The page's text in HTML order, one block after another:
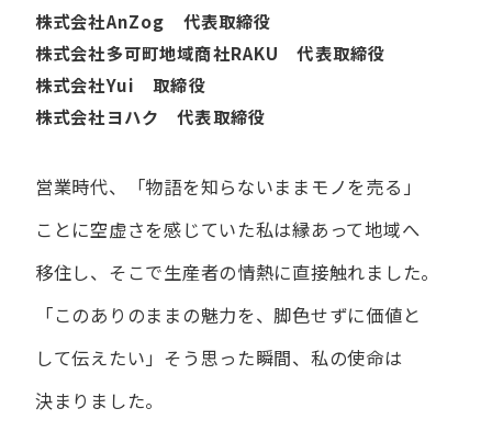
株式会社AnZog 代表取締役
株式会社多可町地域商社RAKU 代表取締役
株式会社Yui 取締役
株式会社ヨハク 代表取締役
営業時代、​「物語を​知らないまま​モノを​売る」
ことに​空虚さを​感じていた​私は縁あって​地域へ​
移住し、​そこで​生産者の​情熱に​直接触れました。
「この​ありの​ままの​魅力を、​脚色せずに​価値と​
して​伝えたい」 そう​思った​瞬間、​私の​使命は​
決まりました。